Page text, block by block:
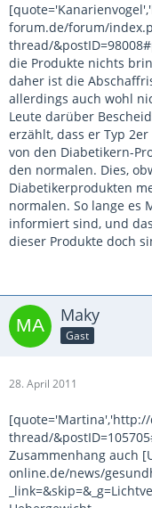
forum.de/forum/
thread/
die Produkte nichts
daher ist die
allerdings auch wohl
Leute darüber
erzählt, dass er Typ
von den Diabetikern-
den normalen. Dies,
Diabetikerprodukten
normalen. So lange es
informiert sind, und
dieser Produkte doch
Maky
Gast
28. April 2011
thread/
Zusammenhang auch
online.de/news/